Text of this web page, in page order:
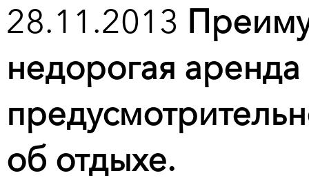
28.11.2013
недорогая
об отдыхе.